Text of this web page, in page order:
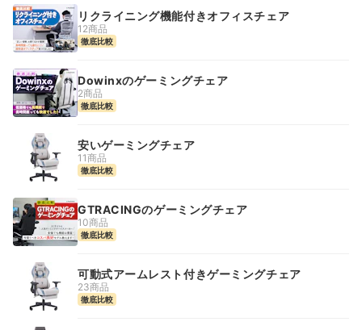
リクライニング機能付きオフィスチェア
12商品
徹底比較
Dowinxのゲーミングチェア
2商品
徹底比較
安いゲーミングチェア
11商品
徹底比較
GTRACINGのゲーミングチェア
10商品
徹底比較
可動式アームレスト付きゲーミングチェア
23商品
徹底比較